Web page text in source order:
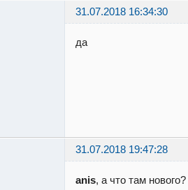
31.07.2018 16:34:30
да
31.07.2018 19:47:28
anis, а что там